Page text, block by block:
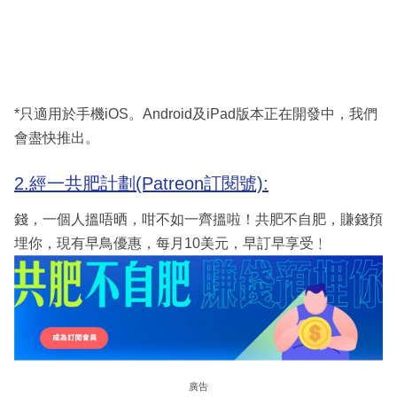
*只適用於手機iOS。Android及iPad版本正在開發中，我們
會盡快推出。
2.經一共肥計劃(Patreon訂閱號):
錢，一個人搵唔晒，咁不如一齊搵啦！共肥不自肥，賺錢預
埋你，現有早鳥優惠，每月10美元，早訂早享受﹗
廣告